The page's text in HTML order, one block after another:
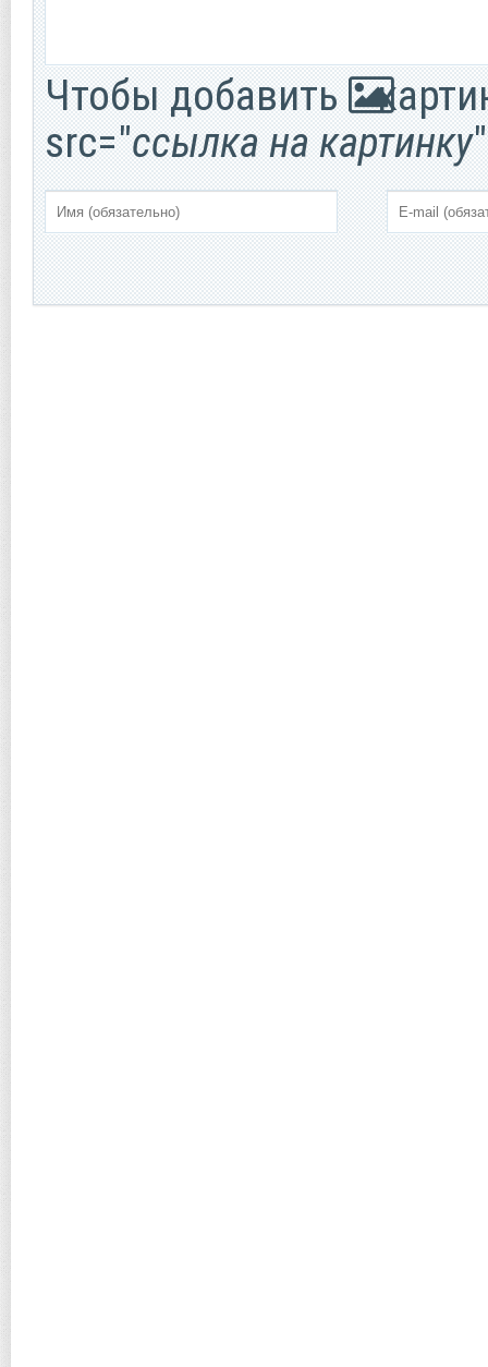
Чтобы добавить
src="ссылка на картинку